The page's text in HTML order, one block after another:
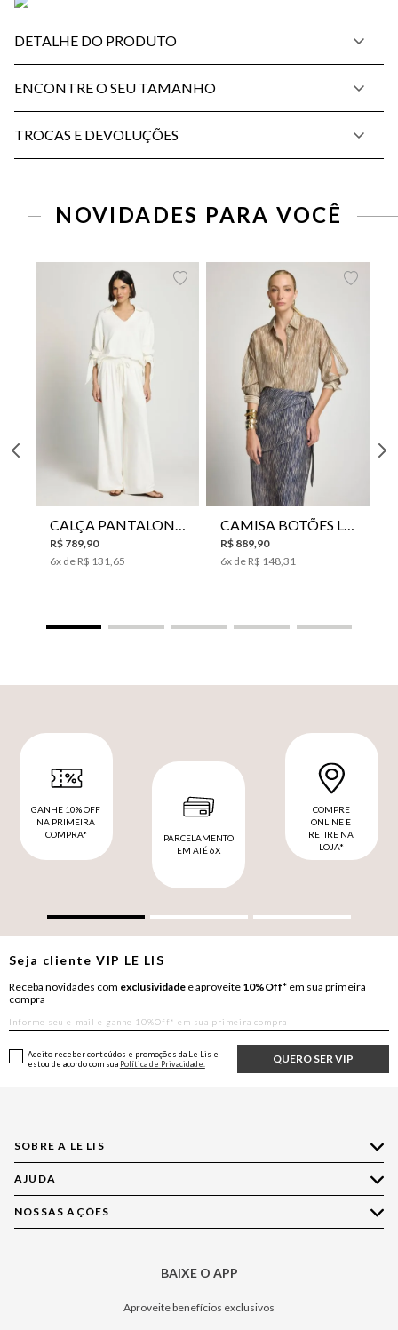
DETALHE DO PRODUTO
ENCONTRE O SEU TAMANHO
TROCAS E DEVOLUÇÕES
NOVIDADES PARA VOCÊ
G
R$ 789 90
6x de R$ 131 65
R$ 889 90
6x de R$ 148 31
GANHE 10% OFF
NA PRIMEIRA
COMPRA*
PARCELAMENTO
EM ATÉ 6X
COMPRE
ONLINE E
RETIRE NA
LOJA*
Seja clienteVIP LE LIS
Receba novidades com exclusividade e aproveite 10%Off* em sua primeira
compra
QUERO SER VIP
Aceito receber conteúdos e promoções da Le Lis e
estou de acordo com sua Política de Privacidade.
SOBRE A LE LIS
Quem Somos
Nossas Lojas
Política de Privacidade
AJUDA
Compre pelo WhatsApp
Central de Relacionamento
NOSSAS AÇÕES
BAIXE O APP
Aproveite benefícios exclusivos